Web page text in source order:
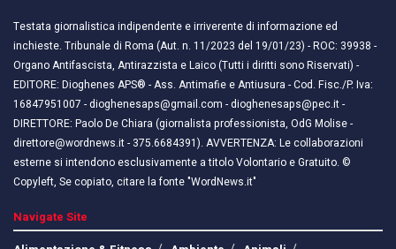
Testata giornalistica indipendente e irriverente di informazione ed
inchieste. Tribunale di Roma (Aut. n. 11/2023 del 19/01/23) - ROC: 39938 -
Organo Antifascista, Antirazzista e Laico (Tutti i diritti sono Riservati) -
EDITORE: Dioghenes APS® - Ass. Antimafie e Antiusura - Cod. Fisc./P. Iva:
16847951007 - dioghenesaps@gmail.com - dioghenesaps@pec.it - ​​
DIRETTORE: Paolo De Chiara (giornalista professionista, OdG Molise -
direttore@wordnews.it - ​​375.6684391). AVVERTENZA: Le collaborazioni
esterne si intendono esclusivamente a titolo Volontario e Gratuito. ©
Copyleft, Se copiato, citare la fonte "WordNews.it"
Navigate Site